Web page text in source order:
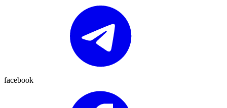
facebook